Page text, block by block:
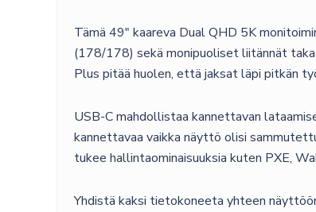
Tämä 49″ kaareva Dual QHD 5K
(178/178) sekä monipuoliset liitännät
Plus pitää huolen, että jaksat läpi pitkän
USB-C mahdollistaa kannettavan
kannettavaa vaikka näyttö olisi
tukee hallintaominaisuuksia kuten PXE,
Yhdistä kaksi tietokoneeta yhteen